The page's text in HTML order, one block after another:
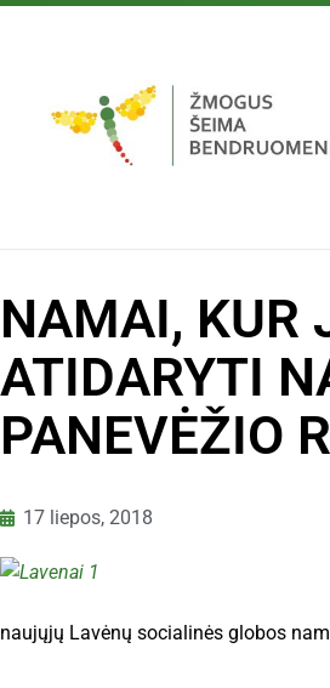
NAMAI, KUR
ATIDARYTI
PANEVĖŽIO
17 liepos, 2018
naujųjų Lavėnų socialinės globos